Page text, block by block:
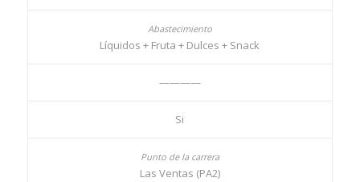
Líquidos + Fruta + Dulces + Snack
————
Si
Las Ventas (PA2)